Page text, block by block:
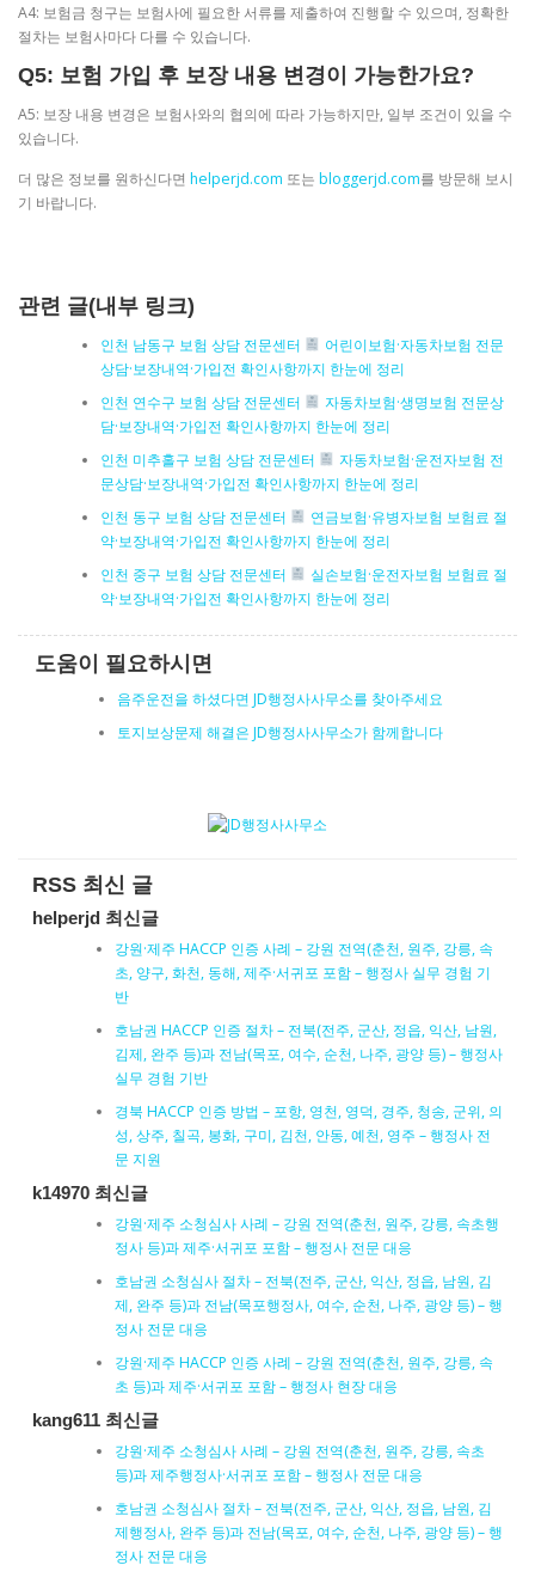
A4: 보험금 청구는 보험사에 필요한 서류를 제출하여 진행할 수 있으며, 정확한
절차는 보험사마다 다를 수 있습니다.
Q5: 보험 가입 후 보장 내용 변경이 가능한가요?
A5: 보장 내용 변경은 보험사와의 협의에 따라 가능하지만, 일부 조건이 있을 수
있습니다.
더 많은 정보를 원하신다면 helperjd.com 또는 bloggerjd.com를 방문해 보시
기 바랍니다.
관련 글(내부 링크)
인천 남동구 보험 상담 전문센터
어린이보험·자동차보험 전문
상담·보장내역·가입전 확인사항까지 한눈에 정리
인천 연수구 보험 상담 전문센터
자동차보험·생명보험 전문상
담·보장내역·가입전 확인사항까지 한눈에 정리
인천 미추홀구 보험 상담 전문센터
자동차보험·운전자보험 전
문상담·보장내역·가입전 확인사항까지 한눈에 정리
인천 동구 보험 상담 전문센터
연금보험·유병자보험 보험료 절
약·보장내역·가입전 확인사항까지 한눈에 정리
인천 중구 보험 상담 전문센터
실손보험·운전자보험 보험료 절
약·보장내역·가입전 확인사항까지 한눈에 정리
도움이 필요하시면
음주운전을 하셨다면 JD행정사사무소를 찾아주세요
토지보상문제 해결은 JD행정사사무소가 함께합니다
RSS 최신 글
helperjd 최신글
강원·제주 HACCP 인증 사례 – 강원 전역(춘천, 원주, 강릉, 속
초, 양구, 화천, 동해, 제주·서귀포 포함 – 행정사 실무 경험 기
반
호남권 HACCP 인증 절차 – 전북(전주, 군산, 정읍, 익산, 남원,
김제, 완주 등)과 전남(목포, 여수, 순천, 나주, 광양 등) – 행정사
실무 경험 기반
경북 HACCP 인증 방법 – 포항, 영천, 영덕, 경주, 청송, 군위, 의
성, 상주, 칠곡, 봉화, 구미, 김천, 안동, 예천, 영주 – 행정사 전
문 지원
k14970 최신글
강원·제주 소청심사 사례 – 강원 전역(춘천, 원주, 강릉, 속초행
정사 등)과 제주·서귀포 포함 – 행정사 전문 대응
호남권 소청심사 절차 – 전북(전주, 군산, 익산, 정읍, 남원, 김
제, 완주 등)과 전남(목포행정사, 여수, 순천, 나주, 광양 등) – 행
정사 전문 대응
강원·제주 HACCP 인증 사례 – 강원 전역(춘천, 원주, 강릉, 속
초 등)과 제주·서귀포 포함 – 행정사 현장 대응
kang611 최신글
강원·제주 소청심사 사례 – 강원 전역(춘천, 원주, 강릉, 속초
등)과 제주행정사·서귀포 포함 – 행정사 전문 대응
호남권 소청심사 절차 – 전북(전주, 군산, 익산, 정읍, 남원, 김
제행정사, 완주 등)과 전남(목포, 여수, 순천, 나주, 광양 등) – 행
정사 전문 대응